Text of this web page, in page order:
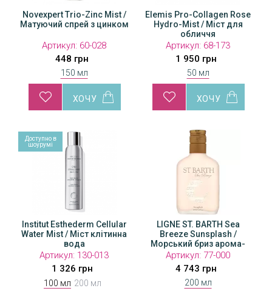
Novexpert Trio-Zinc Mist /
Матуючий спрей з цинком
Артикул: 60-028
448 грн
150 мл
Elemis Pro-Collagen Rose
Hydro-Mist / Міст для
обличчя
Артикул: 68-173
1 950 грн
50 мл
Institut Esthederm Сellular
Water Mist / Міст клітинна
вода
Артикул: 130-013
1 326 грн
Доступно в
шоурумі
Institut Esthederm Сellular
Water Mist / Міст клітинна
вода
Артикул:130-014
1 938 грн
100 мл 200 мл
LIGNE ST. BARTH Sea
Breeze Sunsplash /
Морський бриз арома-
сплеш для обличчя та
тіла
Артикул: 77-000
4 743 грн
200 мл